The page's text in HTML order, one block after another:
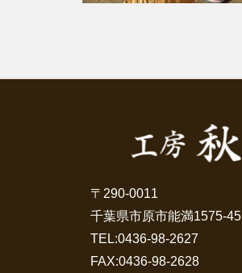
〒290-0011
千葉県市原市能満1575-45
TEL:0436-98-2627
FAX:0436-98-2628